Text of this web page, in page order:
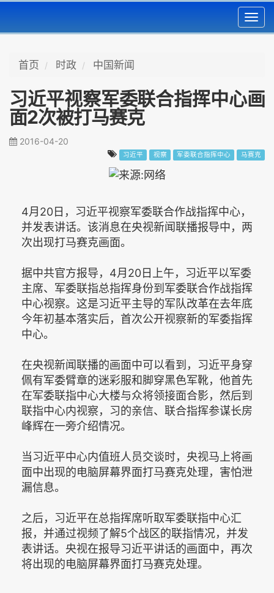
首页 时政 中国新闻
习近平视察军委联合指挥中心画
面2次被打马赛克
2016-04-20
习近平 视察 军委联合指挥中心 马赛克
4月20日，习近平视察军委联合作战指挥中心，
并发表讲话。该消息在央视新闻联播报导中，两
次出现打马赛克画面。
据中共官方报导，4月20日上午，习近平以军委
主席、军委联指总指挥身份到军委联合作战指挥
中心视察。这是习近平主导的军队改革在去年底
今年初基本落实后，首次公开视察新的军委指挥
中心。
在央视新闻联播的画面中可以看到，习近平身穿
佩有军委臂章的迷彩服和脚穿黑色军靴，他首先
在军委联指中心大楼与众将领接面合影，然后到
联指中心内视察，习的亲信、联合指挥参谋长房
峰辉在一旁介绍情况。
当习近平中心内值班人员交谈时，央视马上将画
面中出现的电脑屏幕界面打马赛克处理，害怕泄
漏信息。
之后，习近平在总指挥席听取军委联指中心汇
报，并通过视频了解5个战区的联指情况，并发
表讲话。央视在报导习近平讲话的画面中，再次
将出现的电脑屏幕界面打马赛克处理。